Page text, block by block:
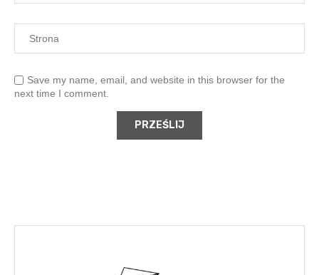
Save my name, email, and website in this browser for the
next time I comment.